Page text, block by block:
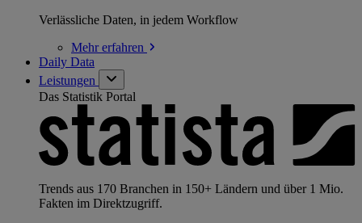
Verlässliche Daten, in jedem Workflow
Mehrerfahren
Daily Data
Leistungen
Das Statistik Portal
Trends aus 170 Branchen in 150+ Ländern und über 1 Mio.
Fakten im Direktzugriff.